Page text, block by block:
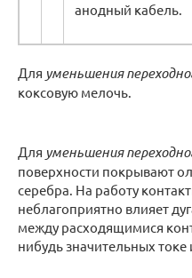
анодный кабель.
Для уменьшения
коксовую мелочь.
Для уменьшения
поверхности покрывают
серебра. На работу
неблагоприятно влияет
между расходящимися
нибудь значительных